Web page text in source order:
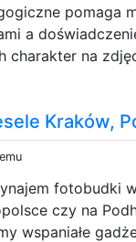
pomaga
a
charakter na
Kraków,
fotobudki
czy na
wspaniałe